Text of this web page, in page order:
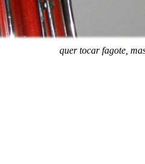
quer tocar fagote,